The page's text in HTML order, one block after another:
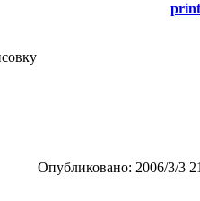
print
Опубликовано: 2006/3/3